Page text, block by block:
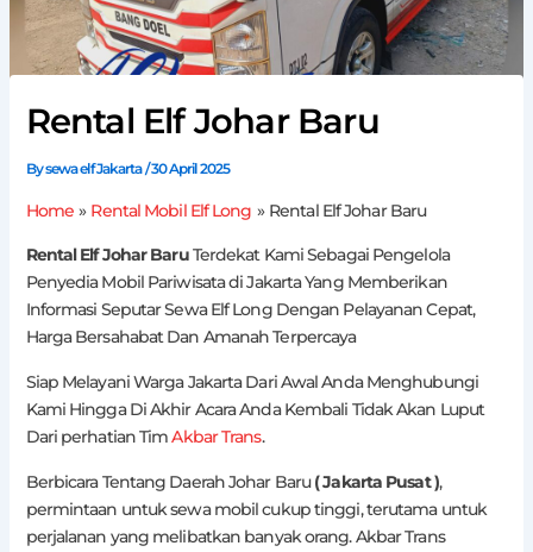
Rental Elf Johar Baru
Bysewa elf Jakarta/30 April 2025
Home Rental Mobil Elf Long Rental Elf Johar Baru
Rental Elf Johar BaruTerdekat Kami Sebagai Pengelola
Penyedia Mobil Pariwisata di Jakarta Yang Memberikan
Informasi Seputar Sewa Elf Long Dengan Pelayanan Cepat,
Harga Bersahabat Dan Amanah Terpercaya
Siap Melayani Warga Jakarta Dari Awal Anda Menghubungi
Kami Hingga Di Akhir Acara Anda Kembali Tidak Akan Luput
Dari perhatian TimAkbar Trans.
Berbicara Tentang Daerah Johar Baru( Jakarta Pusat ),
permintaan untuk sewa mobil cukup tinggi, terutama untuk
perjalanan yang melibatkan banyak orang. Akbar Trans